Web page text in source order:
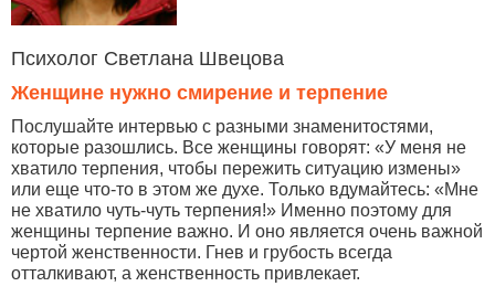
Психолог Светлана Швецова
Женщине нужно смирение и терпение
Послушайте интервью с разными знаменитостями,
которые разошлись. Все женщины говорят: «У меня не
хватило терпения, чтобы пережить ситуацию измены»
или еще что-то в этом же духе. Только вдумайтесь: «Мне
не хватило чуть-чуть терпения!» Именно поэтому для
женщины терпение важно. И оно является очень важной
чертой женственности. Гнев и грубость всегда
отталкивают, а женственность привлекает.